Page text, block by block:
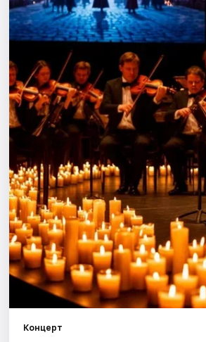
Спорт
События
Города
Площадки
Артисты
Рейтинги
Концерт